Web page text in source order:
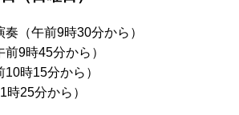
（午前9時30分から）
9時45分から）
時15分から）
時25分から）